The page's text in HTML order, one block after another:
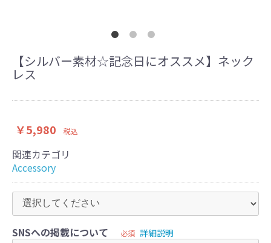
【シルバー素材☆記念日にオススメ】ネック
レス
￥5,980 税込
関連カテゴリ
Accessory
SNSへの掲載について 必須 詳細説明